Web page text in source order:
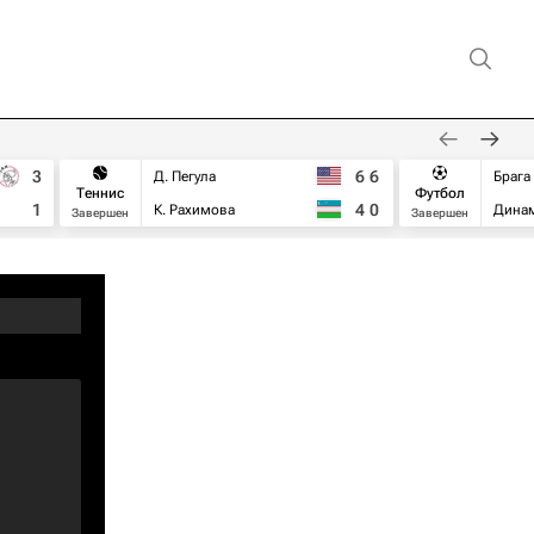
3
1
Теннис
Завершен
Д. Пегула
К. Рахимова
6 6
4 0
Футбол
Завершен
Брага